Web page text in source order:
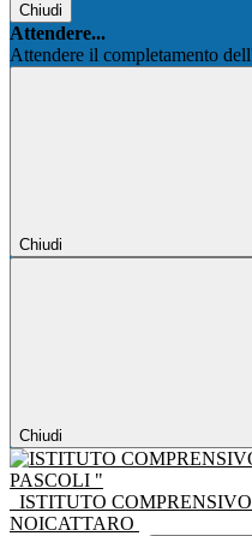
Chiudi
Attendere...
Attendere il completamento
Chiudi
Chiudi
ISTITUTO
NOICATTARO